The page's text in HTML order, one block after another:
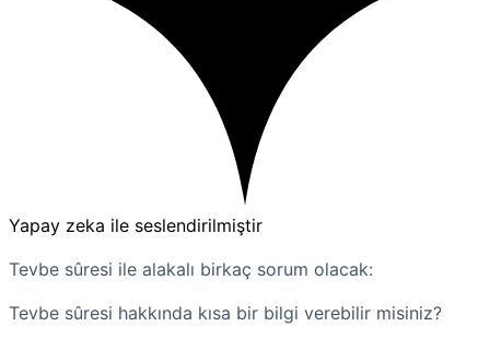
Yapay zeka ile seslendirilmiştir
Tevbe sûresi ile alakalı birkaç sorum olacak:
Tevbe sûresi hakkında kısa bir bilgi verebilir misiniz?